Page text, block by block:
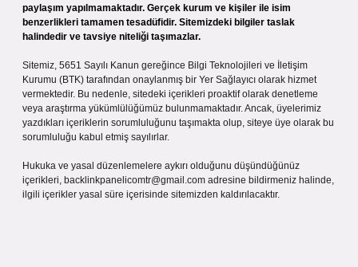
paylaşım yapılmamaktadır. Gerçek kurum ve kişiler ile isim
benzerlikleri tamamen tesadüfidir. Sitemizdeki bilgiler taslak
halindedir ve tavsiye niteliği taşımazlar.
Sitemiz, 5651 Sayılı Kanun gereğince Bilgi Teknolojileri ve İletişim
Kurumu (BTK) tarafından onaylanmış bir Yer Sağlayıcı olarak hizmet
vermektedir. Bu nedenle, sitedeki içerikleri proaktif olarak denetleme
veya araştırma yükümlülüğümüz bulunmamaktadır. Ancak, üyelerimiz
yazdıkları içeriklerin sorumluluğunu taşımakta olup, siteye üye olarak bu
sorumluluğu kabul etmiş sayılırlar.
Hukuka ve yasal düzenlemelere aykırı olduğunu düşündüğünüz
içerikleri, backlinkpanelicomtr@gmail.com adresine bildirmeniz halinde,
ilgili içerikler yasal süre içerisinde sitemizden kaldırılacaktır.